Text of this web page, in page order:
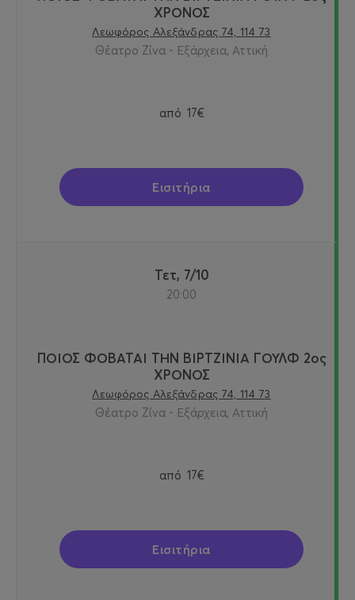
ΧΡΟΝΟΣ
Λεωφόρος Αλεξάνδρας 74, 114 73
Θέατρο Ζίνα - Εξάρχεια, Αττική
από 17€
Εισιτήρια
Τετ, 7/10
20:00
ΠΟΙΟΣ ΦΟΒΑΤΑΙ ΤΗΝ ΒΙΡΤΖΙΝΙΑ ΓΟΥΛΦ 2ος
ΧΡΟΝΟΣ
Λεωφόρος Αλεξάνδρας 74, 114 73
Θέατρο Ζίνα - Εξάρχεια, Αττική
από 17€
Εισιτήρια